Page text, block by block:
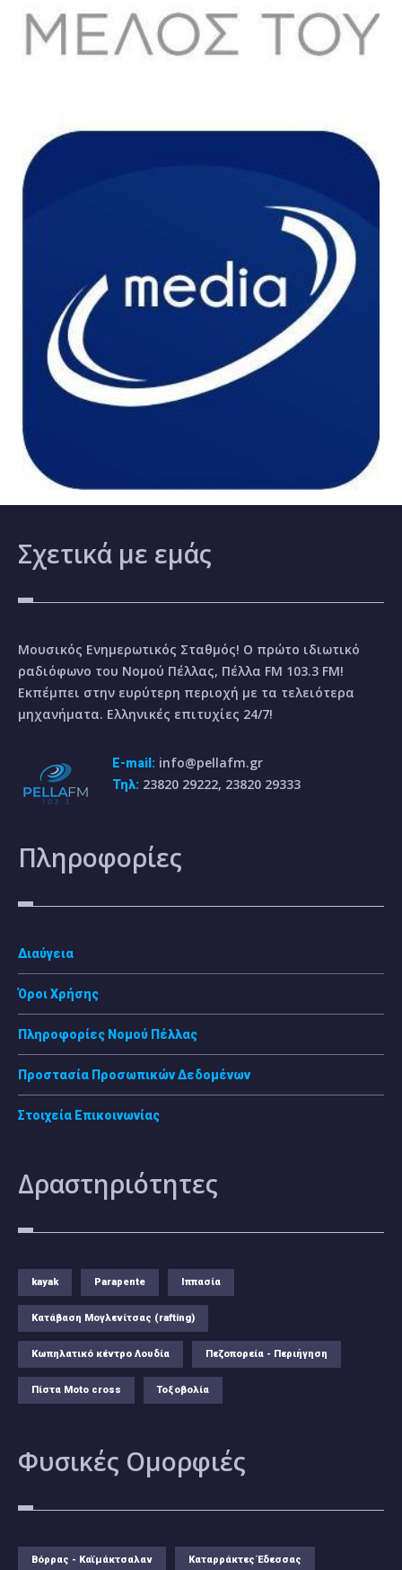
Σχετικά με εμάς
Μουσικός Ενημερωτικός Σταθμός! Ο πρώτο ιδιωτικό
ραδιόφωνο του Νομού Πέλλας, Πέλλα FM 103.3 FM!
Εκπέμπει στην ευρύτερη περιοχή με τα τελειότερα
μηχανήματα. Ελληνικές επιτυχίες 24/7!
E-mail: info@pellafm.gr
Τηλ: 23820 29222, 23820 29333
Πληροφορίες
Διαύγεια
Όροι Χρήσης
Πληροφορίες Νομού Πέλλας
Προστασία Προσωπικών Δεδομένων
Στοιχεία Επικοινωνίας
Δραστηριότητες
kayak Parapente Ιππασία
Κατάβαση Μογλενίτσας (rafting)
Κωπηλατικό κέντρο Λουδία Πεζοπορεία - Περιήγηση
Πίστα Moto cross Τοξοβολία
Φυσικές Ομορφιές
Βόρρας - Καϊμάκτσαλαν Καταρράκτες Έδεσσας